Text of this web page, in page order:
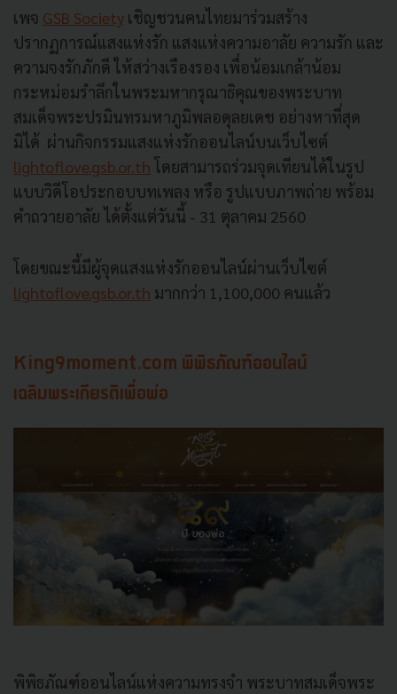
เพจ GSB Society เชิญชวนคนไทยมาร่วมสร้าง
ปรากฏการณ์แสงแห่งรัก แสงแห่งความอาลัย ความรัก และ
ความจงรักภักดี ให้สว่างเรืองรอง เพื่อน้อมเกล้าน้อม
กระหม่อมรำลึกในพระมหากรุณาธิคุณของพระบาท
สมเด็จพระปรมินทรมหาภูมิพลอดุลยเดช อย่างหาที่สุด
มิได้ ผ่านกิจกรรมแสงแห่งรักออนไลน์บนเว็บไซต์
lightoflove.gsb.or.th โดยสามารถร่วมจุดเทียนได้ในรูป
แบบวิดีโอประกอบบทเพลง หรือ รูปแบบภาพถ่าย พร้อม
คำถวายอาลัย ได้ตั้งแต่วันนี้ - 31 ตุลาคม 2560
โดยขณะนี้มีผู้จุดแสงแห่งรักออนไลน์ผ่านเว็บไซต์
lightoflove.gsb.or.th มากกว่า 1,100,000 คนแล้ว
King9moment.com พิพิธภัณฑ์ออนไลน์
เฉลิมพระเกียรติเพื่อพ่อ
พิพิธภัณฑ์ออนไลน์แห่งความทรงจำ พระบาทสมเด็จพระ